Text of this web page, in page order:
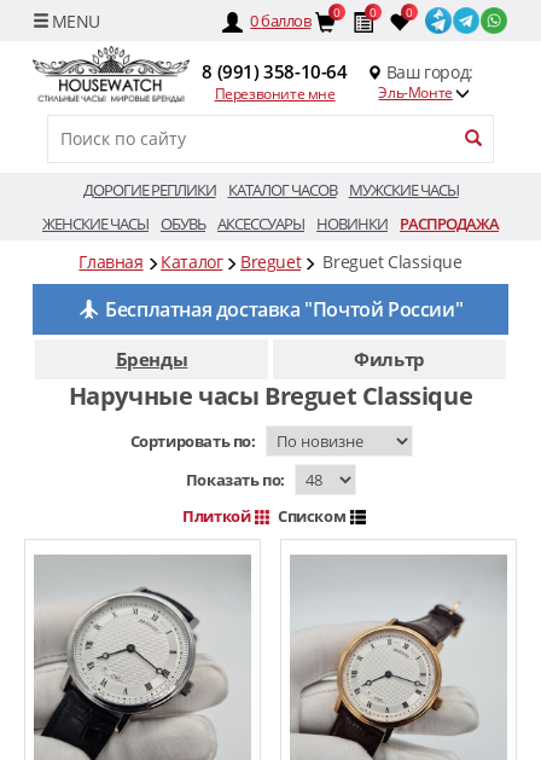
0баллов 0 0 0
8 (991) 358-10-64
Перезвоните мне
Ваш город:
Эль-Монте
ДОРОГИЕ РЕПЛИКИ КАТАЛОГ ЧАСОВ
МУЖСКИЕ ЧАСЫ
ЖЕНСКИЕ ЧАСЫ ОБУВЬ АКСЕССУАРЫ НОВИНКИ РАСПРОДАЖА
Главная Каталог Breguet Breguet Classique
Бесплатная доставка "Почтой России"
Бренды Фильтр
Наручные часы Breguet Classique
Сортировать по:
Показать по:
Плиткой
Списком